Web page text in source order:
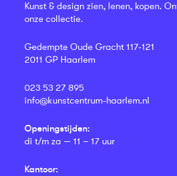
Kunst & design zien, lenen, kopen.
onze collectie.
Gedempte Oude Gracht 117-121
2011 GP Haarlem
023 53 27 895
info@kunstcentrum-haarlem.nl
Openingstijden:
di t/m za — 11 – 17 uur
Kantoor: